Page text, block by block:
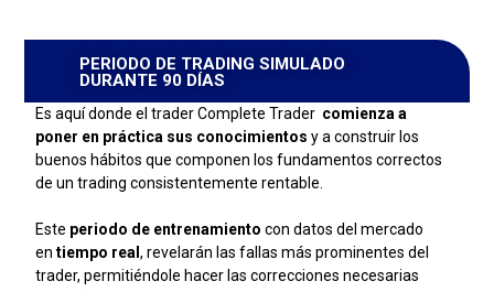
PERIODO DE TRADING SIMULADO
DURANTE 90 DÍAS
Es aquí donde el trader Complete Trader comienza a
poner en práctica sus conocimientos y a construir los
buenos hábitos que componen los fundamentos correctos
de un trading consistentemente rentable.
Este periodo de entrenamiento con datos del mercado
entiempo real, revelarán las fallas más prominentes del
trader, permitiéndole hacer las correcciones necesarias